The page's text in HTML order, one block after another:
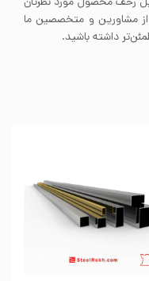
از مشاورین و متخصصین ما
داشته باشید.